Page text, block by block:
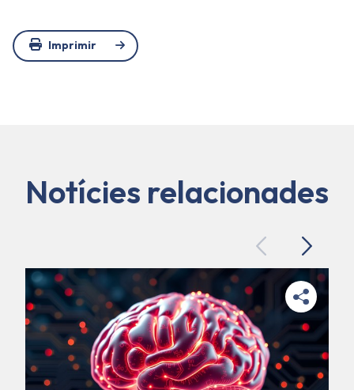
Imprimir
Notícies relacionades
PreviousNext